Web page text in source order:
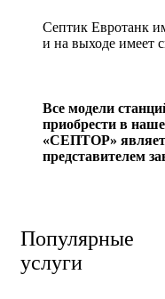
Септик Евротанк
и на выходе имеет
Все модели
приобрести в
«СЕПТОР»
представителем
Популярные
услуги